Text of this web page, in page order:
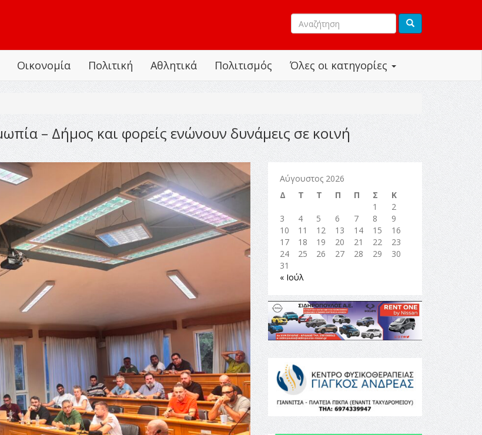
Όλες οι κατηγορίες
Οικονομία Πολιτική Αθλητικά Πολιτισμός
– Δήμος και φορείς ενώνουν δυνάμεις σε κοινή
Αύγουστος 2026
Δ
Τ Τ Π Π Σ
Κ
1
2
3
4 5 6 7 8
9
10
11 12 13 14 15
16
17
18 19 20 21 22
23
24
25 26 27 28 29
30
31
« Ιούλ